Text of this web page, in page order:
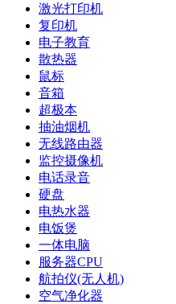
激光打印机
复印机
电子教育
散热器
鼠标
音箱
超极本
抽油烟机
无线路由器
监控摄像机
电话录音
硬盘
电热水器
电饭煲
一体电脑
服务器CPU
航拍仪(无人机)
空气净化器